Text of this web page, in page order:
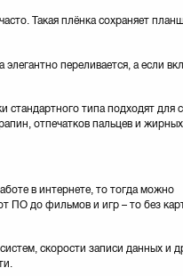
Такая плёнка сохраняет
переливается, а если
типа подходят для
отпечатков пальцев и
в интернете, то тогда можно
ПО до фильмов и игр – то без
скорости записи данных и